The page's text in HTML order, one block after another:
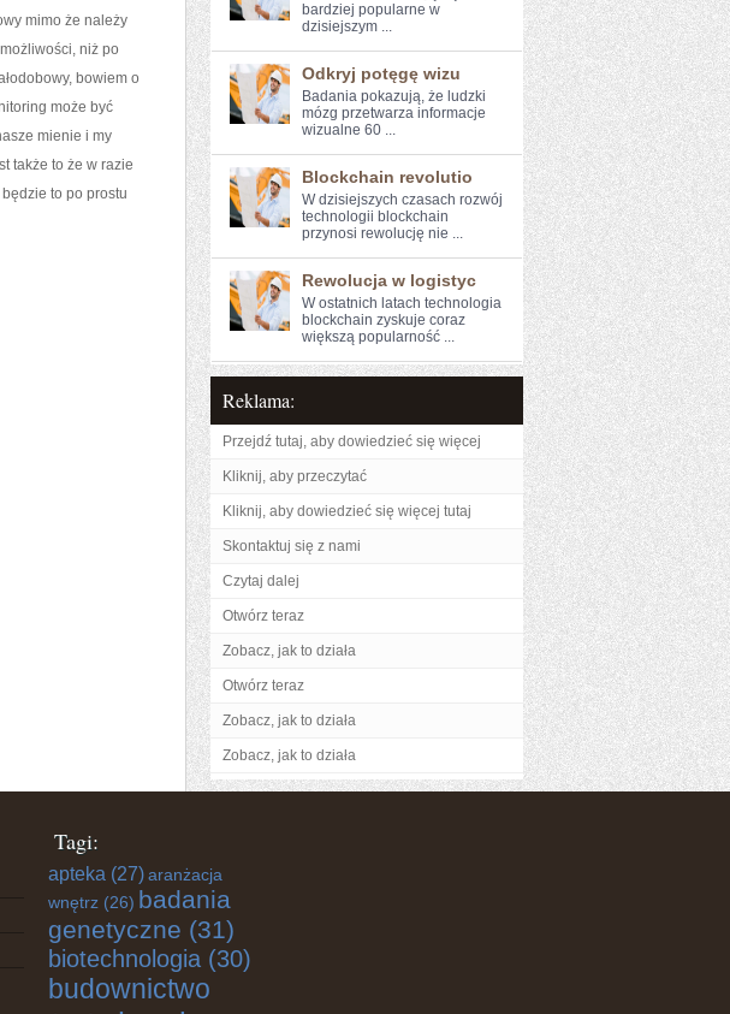
mimo że należy
niż po
bowiem o
może być
mienie i my
także to że w razie
to po prostu
bardziej ​popularne w
dzisiejszym ...
Odkryj potęgę wizu
Badania⁣ pokazują, że ludzki
mózg przetwarza ‌informacje
wizualne 60 ...
Blockchain revolutio
W dzisiejszych czasach rozwój
technologii blockchain
przynosi rewolucję⁣ nie ...
Rewolucja w logistyc
W⁣ ostatnich latach technologia
blockchain zyskuje coraz
większą popularność ...
Reklama:
Przejdź tutaj, aby dowiedzieć się więcej
Kliknij, aby przeczytać
Kliknij, aby dowiedzieć się więcej tutaj
Skontaktuj się z nami
Czytaj dalej
Otwórz teraz
Zobacz, jak to działa
Otwórz teraz
Zobacz, jak to działa
Zobacz, jak to działa
Tagi:
apteka (27) aranżacja
wnętrz (26) badania
genetyczne (31)
biotechnologia (30)
budownictwo